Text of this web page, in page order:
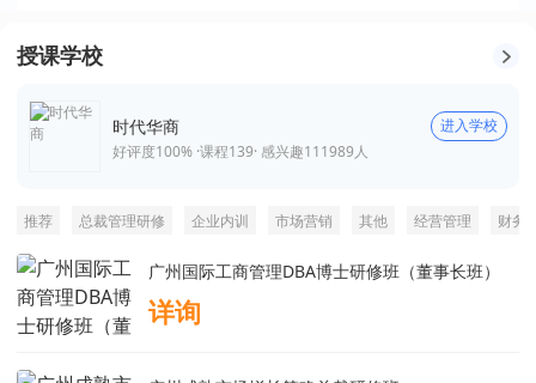
授课学校
时代华商
进入学校
好评度100% ·课程139· 感兴趣111989人
推荐 总裁管理研修 企业内训 市场营销 其他 经营管理 财务
广州国际工商管理DBA博士研修班（董事长班）
详询